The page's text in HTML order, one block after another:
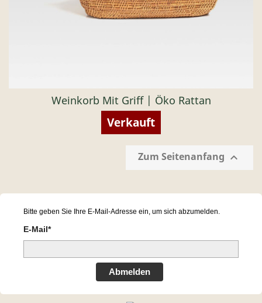
Weinkorb Mit Griff | Öko Rattan
Verkauft
Zum Seitenanfang 
Bitte geben Sie Ihre E-Mail-Adresse ein, um sich abzumelden.
E-Mail*
Abmelden